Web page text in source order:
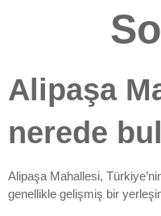
Alipaşa
nerede
Alipaşa Mahallesi,
genellikle gelişmiş bir